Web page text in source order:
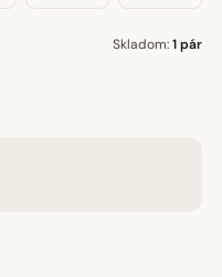
Skladom:1 pár